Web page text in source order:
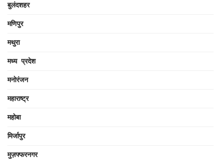
बुलंदशहर
मणिपुर
मथुरा
मध्य प्रदेश
मनोरंजन
महाराष्ट्र
महोबा
मिर्जापुर
मुज़फ्फरनगर